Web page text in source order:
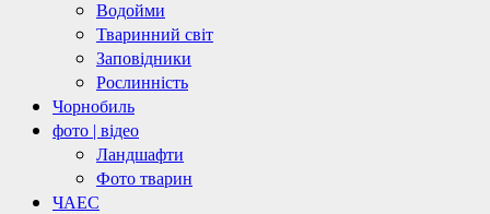
Водойми
Тваринний світ
Заповідники
Рослинність
Чорнобиль
фото | відео
Ландшафти
Фото тварин
ЧАЕС